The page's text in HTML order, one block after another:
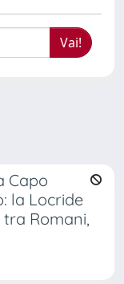
Capo
la Locride
Romani,